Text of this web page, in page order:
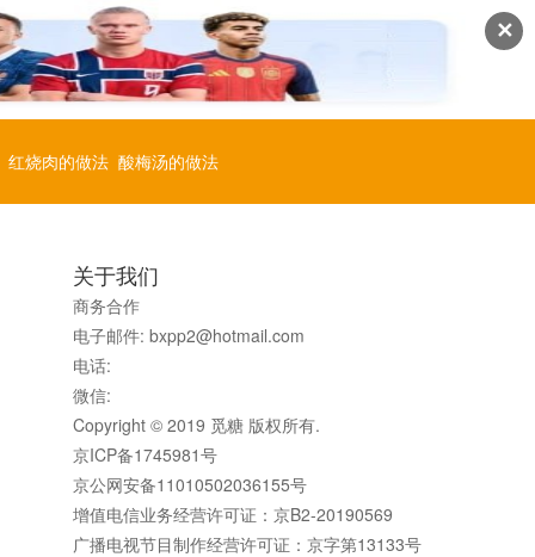
✕
红烧肉的做法 酸梅汤的做法
关于我们
商务合作
电子邮件: bxpp2@hotmail.com
电话:
微信:
Copyright © 2019 觅糖 版权所有.
京ICP备1745981号
京公网安备11010502036155号
增值电信业务经营许可证：京B2-20190569
广播电视节目制作经营许可证：京字第13133号